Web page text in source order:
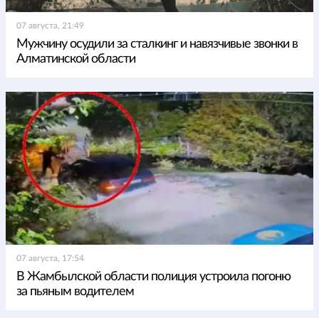
07 августа, 21:49
Мужчину осудили за сталкинг и навязчивые звонки в
Алматинской области
07 августа, 17:54
В Жамбылской области полиция устроила погоню
за пьяным водителем